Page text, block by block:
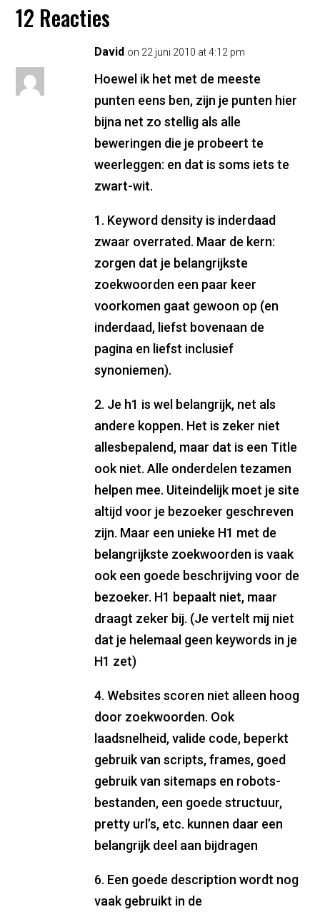
12 Reacties
David on 22 juni 2010 at 4:12 pm
Hoewel ik het met de meeste
punten eens ben, zijn je punten hier
bijna net zo stellig als alle
beweringen die je probeert te
weerleggen: en dat is soms iets te
zwart-wit.
1. Keyword density is inderdaad
zwaar overrated. Maar de kern:
zorgen dat je belangrijkste
zoekwoorden een paar keer
voorkomen gaat gewoon op (en
inderdaad, liefst bovenaan de
pagina en liefst inclusief
synoniemen).
2. Je h1 is wel belangrijk, net als
andere koppen. Het is zeker niet
allesbepalend, maar dat is een Title
ook niet. Alle onderdelen tezamen
helpen mee. Uiteindelijk moet je site
altijd voor je bezoeker geschreven
zijn. Maar een unieke H1 met de
belangrijkste zoekwoorden is vaak
ook een goede beschrijving voor de
bezoeker. H1 bepaalt niet, maar
draagt zeker bij. (Je vertelt mij niet
dat je helemaal geen keywords in je
H1 zet)
4. Websites scoren niet alleen hoog
door zoekwoorden. Ook
laadsnelheid, valide code, beperkt
gebruik van scripts, frames, goed
gebruik van sitemaps en robots-
bestanden, een goede structuur,
pretty url’s, etc. kunnen daar een
belangrijk deel aan bijdragen
6. Een goede description wordt nog
vaak gebruikt in de